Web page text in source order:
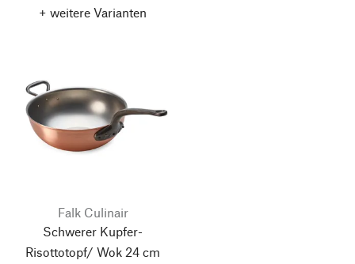
+ weitere Varianten
Falk Culinair
Schwerer Kupfer-
Risottotopf/ Wok 24 cm